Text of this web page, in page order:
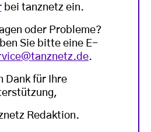
bei tanznetz ein.
oder Probleme?
Sie bitte eine E-
.
Dank für Ihre
Redaktion.